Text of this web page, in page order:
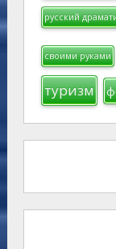
русский
своими руками
туризм